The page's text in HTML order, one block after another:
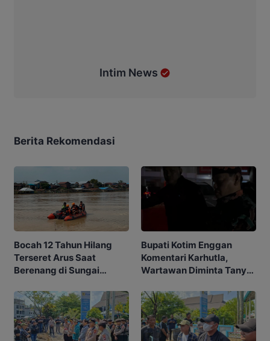
Intim News
Berita Rekomendasi
Bocah 12 Tahun Hilang
Terseret Arus Saat
Berenang di Sungai
Bupati Kotim Enggan
Komentari Karhutla,
Wartawan Diminta Tanya